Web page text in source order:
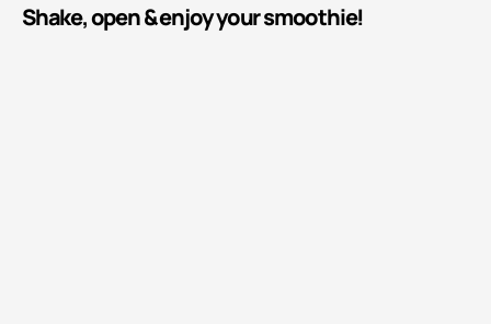
Shake, open & enjoy your smoothie!